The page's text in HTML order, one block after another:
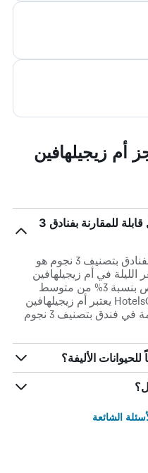
أم زيجيلهافين
هل الأسعار في أم زيجيلهافين هوتل قابلة للمقارنة بفنادق 3
في كيل، يبلغ متوسط ​​سعر الليلة للفنادق بتصنيف 3 نجوم هو
في أم زيجيلهافين
هوتل حوالي 387 ﷼ وهو سعر أرخص بنسبة 3% من متوسط
الأسعار في المدينة. في HotelsCombined يعتبر أم زيجيلهافين
هوتل صفقة جيدة إذا كنت تود الإقامة في فندق بتصنيف 3 نجوم
الأليفة؟
الشائعة